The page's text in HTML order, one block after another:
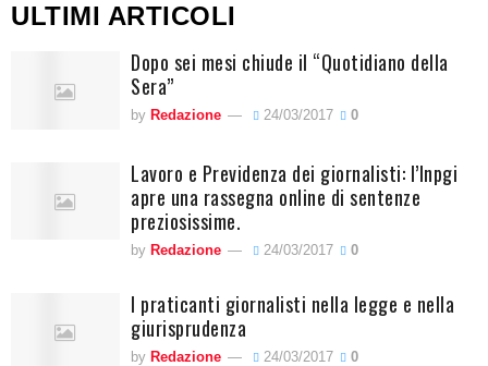
ULTIMI ARTICOLI
Dopo sei mesi chiude il “Quotidiano della
Sera”
by Redazione 24/03/2017 0
Lavoro e Previdenza dei giornalisti: l’Inpgi
apre una rassegna online di sentenze
preziosissime.
by Redazione 24/03/2017 0
I praticanti giornalisti nella legge e nella
giurisprudenza
by Redazione 24/03/2017 0